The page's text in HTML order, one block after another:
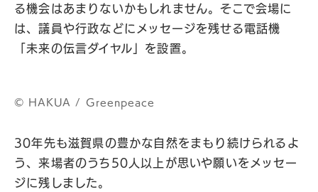
る機会はあまりないかもしれません。そこで会場に
は、議員や行政などにメッセージを残せる電話機
「未来の伝言ダイヤル」を設置。
©︎ HAKUA / Greenpeace
30年先も滋賀県の豊かな自然をまもり続けられるよ
う、来場者のうち50人以上が思いや願いをメッセー
ジに残しました。